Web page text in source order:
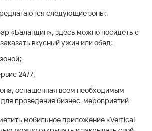
следующие зоны:
«Баландин», здесь можно посидеть с
вкусный ужин или обед;
24/7;
оснащенная всем необходимым
проведения бизнес-мероприятий.
мобильное приложение «Vertical